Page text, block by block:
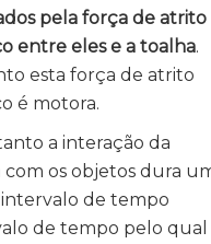
pela força de atrito
entre eles e a toalha.
esta força de atrito
é motora.
a interação da
com os objetos dura
de tempo
de tempo pelo qual